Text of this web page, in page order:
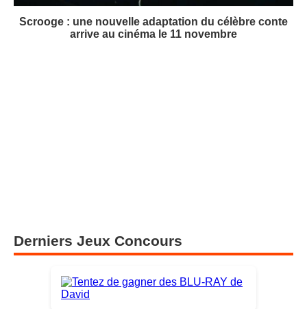
Scrooge : une nouvelle adaptation du célèbre conte
arrive au cinéma le 11 novembre
Derniers Jeux Concours